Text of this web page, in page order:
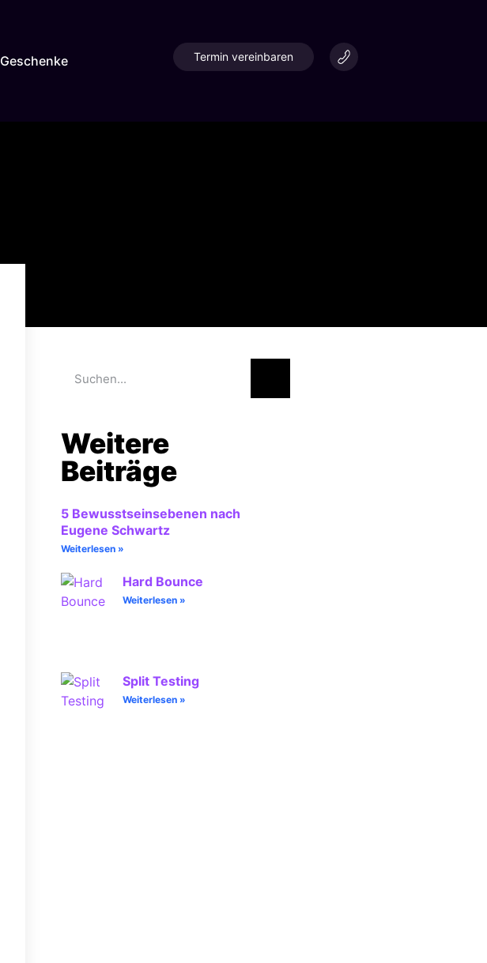
Geschenke Termin vereinbaren
Weitere
Beiträge
5 Bewusstseinsebenen nach
Eugene Schwartz
Weiterlesen »
Hard Bounce
Weiterlesen »
Split Testing
Weiterlesen »